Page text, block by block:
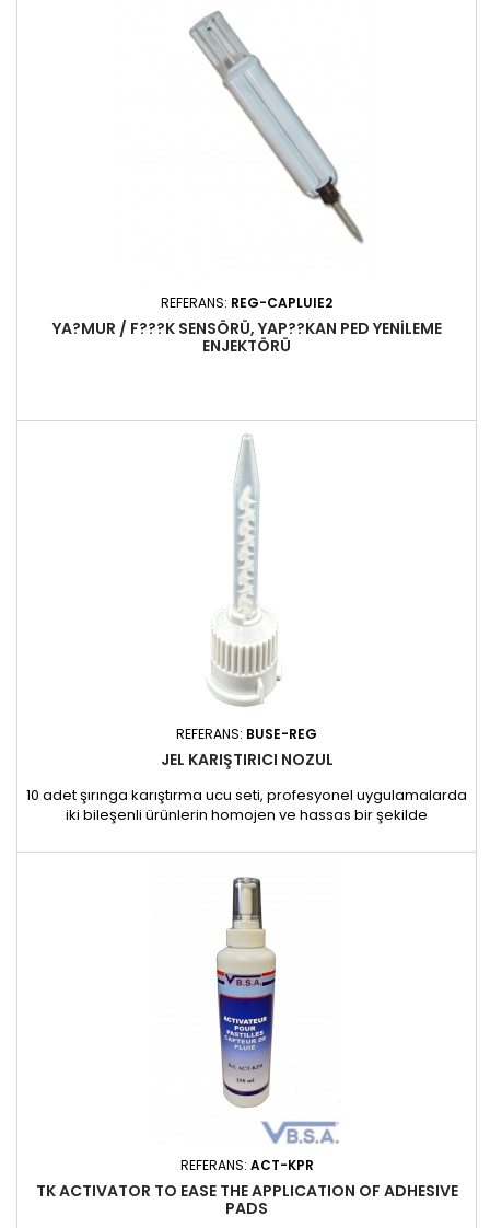
REFERANS: REG-CAPLUIE2
YA?MUR / F???K SENSÖRÜ, YAP??KAN PED YENILEME
ENJEKTÖRÜ
REFERANS: BUSE-REG
JEL KARIŞTIRICI NOZUL
10 adet şırınga karıştırma ucu seti, profesyonel uygulamalarda
iki bileşenli ürünlerin homojen ve hassas bir şekilde
düzenli bir şekilde dağıtılmasını sağlayarak kontrollü bir
uygulama ve optimum sonuç kalitesi garanti eder. Takması
kolay ve tek kullanımlık olan bu nozullar, ürün kaybını ve...
REFERANS: ACT-KPR
TK ACTIVATOR TO EASE THE APPLICATION OF ADHESIVE
PADS